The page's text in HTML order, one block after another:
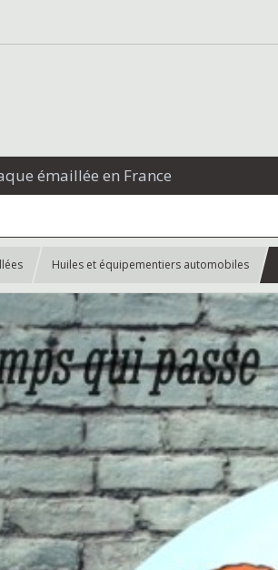
émaillée en France
Huiles et équipementiers automobiles